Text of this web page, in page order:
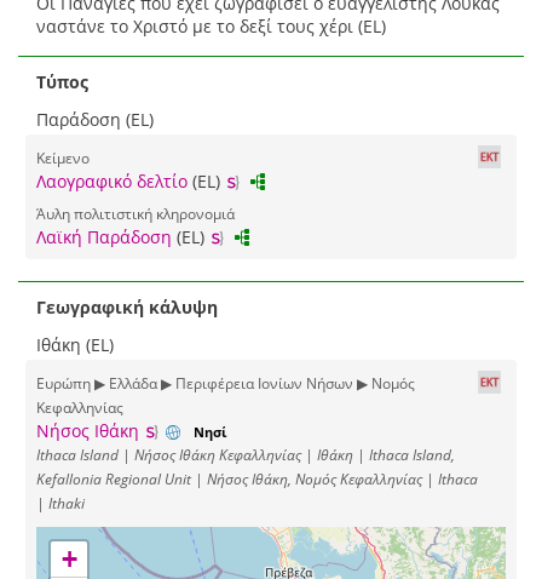
ναστάνε το Χριστό με το δεξί τους χέρι (EL)
Τύπος
Παράδοση (EL)
Κείμενο
Λαογραφικό δελτίο (EL)
Άυλη πολιτιστική κληρονομιά
Λαϊκή Παράδοση (EL)
Γεωγραφική κάλυψη
Ιθάκη (EL)
Ευρώπη ▶ Ελλάδα ▶ Περιφέρεια Ιονίων Νήσων ▶ Νομός
Κεφαλληνίας
Νήσος Ιθάκη Νησί
Ithaca Island | Νήσος Ιθάκη Κεφαλληνίας | Ιθάκη | Ithaca Island,
Kefallonia Regional Unit | Νήσος Ιθάκη, Νομός Κεφαλληνίας | Ithaca
| Ithaki
+